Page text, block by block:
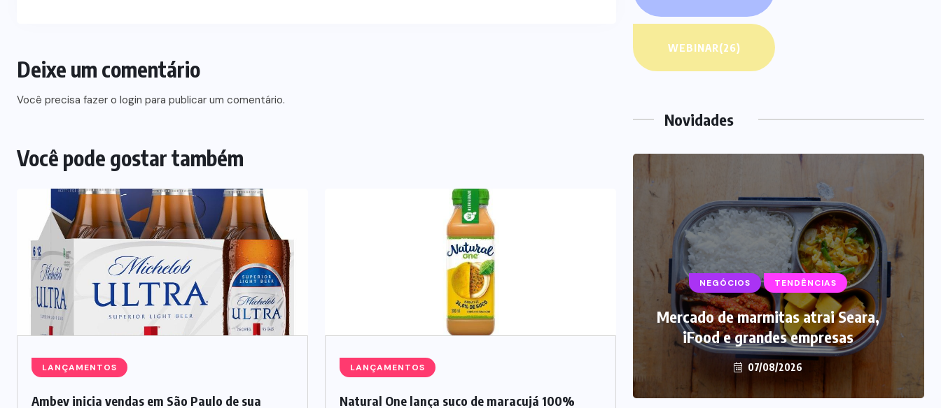
Deixe um comentário
Você precisa fazer o login para publicar um comentário.
Você pode gostar também
LANÇAMENTOS
Ambev inicia vendas em São Paulo de sua
LANÇAMENTOS
Natural One lança suco de maracujá 100%
WEBINAR(26)
Novidades
NEGÓCIOS TENDÊNCIAS
Mercado de marmitas atrai Seara,
iFood e grandes empresas
SUPLEMENTOS
Caffeine Army lança campanha
para o Dia dos Pais
NEGÓCIOS TENDÊNCIAS
Mercado de marmitas atrai Seara,
iFood e grandes empresas
07/08/2026